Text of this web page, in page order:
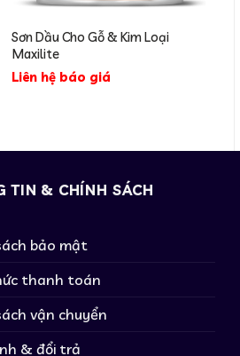
Sơn Dầu Cho Gỗ & Kim Loại
Maxilite
Liên hệ báo giá
TIN & CHÍNH SÁCH
bảo mật
thanh toán
vận chuyển
& đổi trả